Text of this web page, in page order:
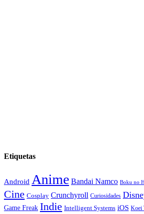
Etiquetas
Android Anime Bandai Namco Boku no
Cine Cosplay Crunchyroll Curiosidades
Game Freak Indie Intelligent Systems iOS Koei